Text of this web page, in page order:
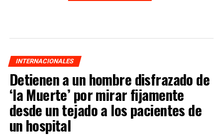
INTERNACIONALES
Detienen a un hombre disfrazado de
‘la Muerte’ por mirar fijamente
desde un tejado a los pacientes de
un hospital